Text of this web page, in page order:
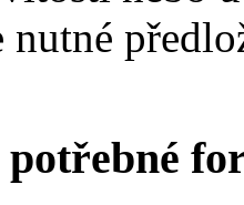
nutné
potřebné